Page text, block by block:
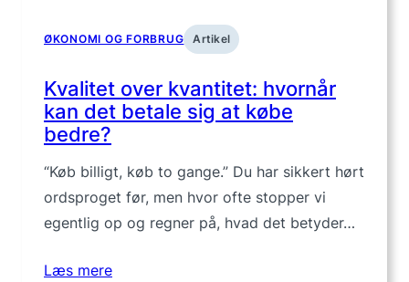
ØKONOMI OG FORBRUG Artikel
Kvalitet over kvantitet: hvornår
kan det betale sig at købe
bedre?
“Køb billigt, køb to gange.” Du har sikkert hørt
ordsproget før, men hvor ofte stopper vi
egentlig op og regner på, hvad det betyder…
Læs mere